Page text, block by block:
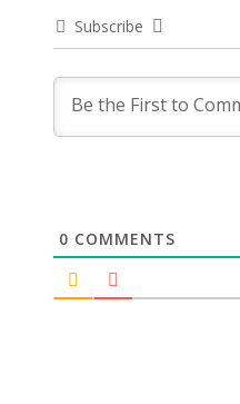
Subscribe
0 COMMENTS